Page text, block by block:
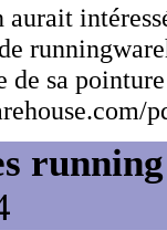
aurait
sa
running